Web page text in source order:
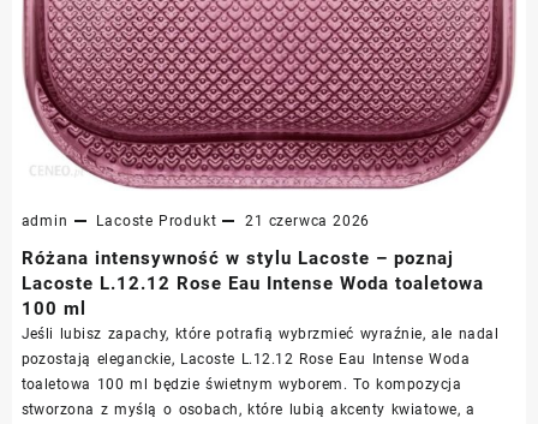
admin Lacoste Produkt 21 czerwca 2026
Różana intensywność w stylu Lacoste – poznaj
Lacoste L.12.12 Rose Eau Intense Woda toaletowa
100 ml
Jeśli lubisz zapachy, które potrafią wybrzmieć wyraźnie, ale nadal
pozostają eleganckie, Lacoste L.12.12 Rose Eau Intense Woda
toaletowa 100 ml będzie świetnym wyborem. To kompozycja
stworzona z myślą o osobach, które lubią akcenty kwiatowe, a